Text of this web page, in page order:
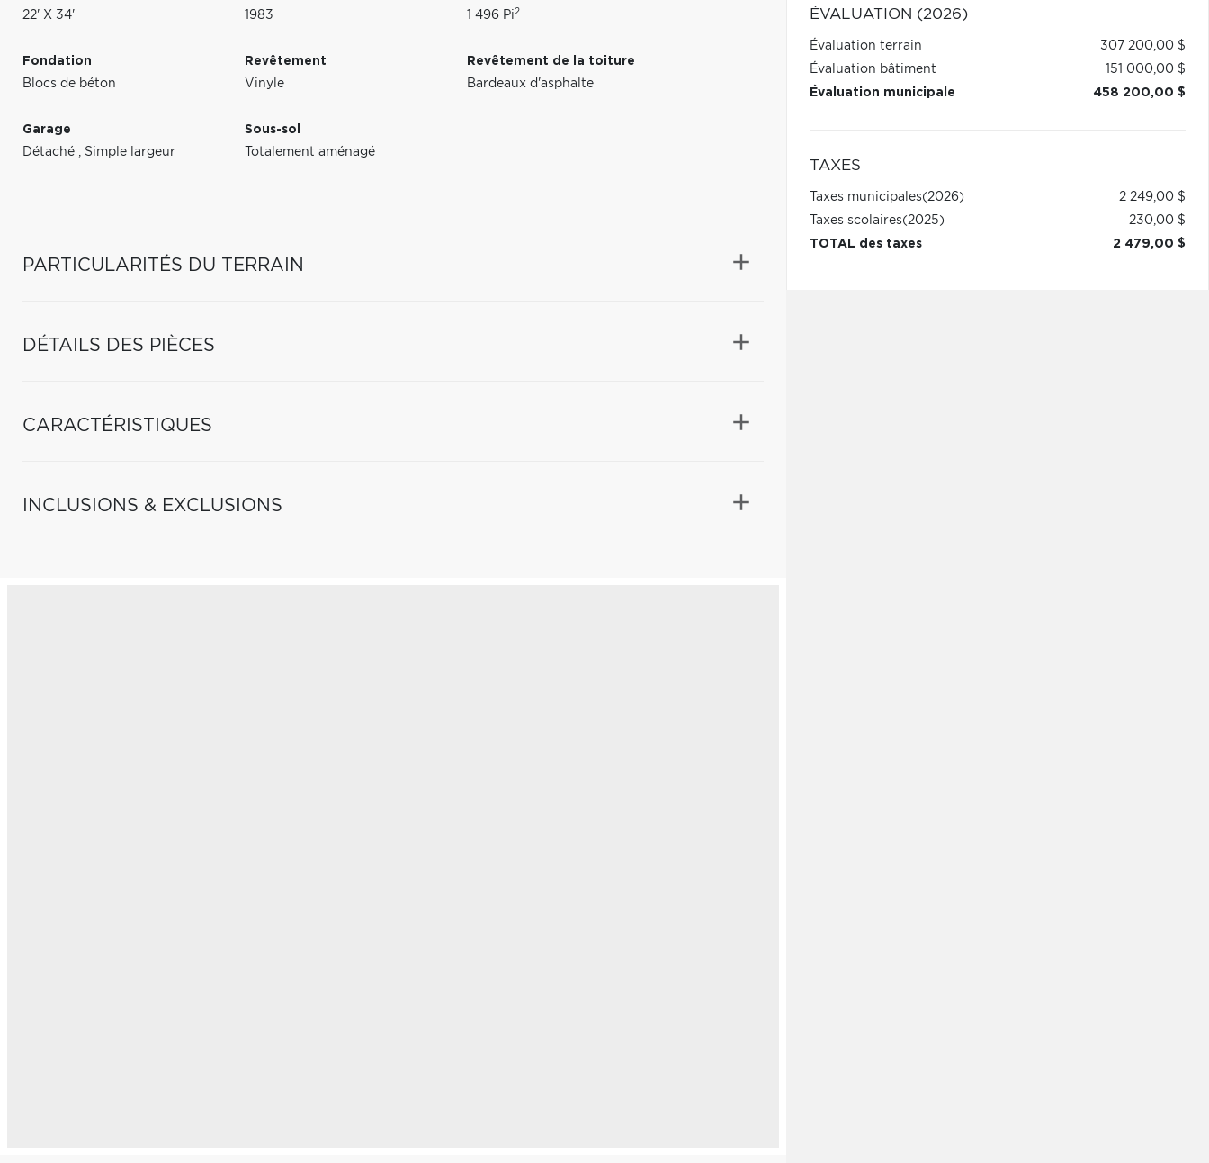
22' X 34'
1983
1 496 Pi2
Fondation
Blocs de béton
Revêtement
Vinyle
Revêtement de la toiture
Bardeaux d'asphalte
Garage
Détaché , Simple largeur
Sous-sol
Totalement aménagé
PARTICULARITÉS DU TERRAIN
DÉTAILS DES PIÈCES
CARACTÉRISTIQUES
INCLUSIONS & EXCLUSIONS
ÉVALUATION (2026)
Évaluation terrain
307 200,00 $
Évaluation bâtiment
151 000,00 $
Évaluation municipale
458 200,00 $
TAXES
Taxes municipales(2026)
2 249,00 $
Taxes scolaires(2025)
230,00 $
TOTAL des taxes
2 479,00 $